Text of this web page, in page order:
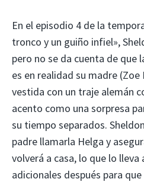
En el episodio 4 de la
tronco y un guiño infiel»,
pero no se da cuenta de que
es en realidad su madre
vestida con un traje alemán
acento como una sorpresa
su tiempo separados.
padre llamarla Helga y
volverá a casa, lo que lo lleva
adicionales después para